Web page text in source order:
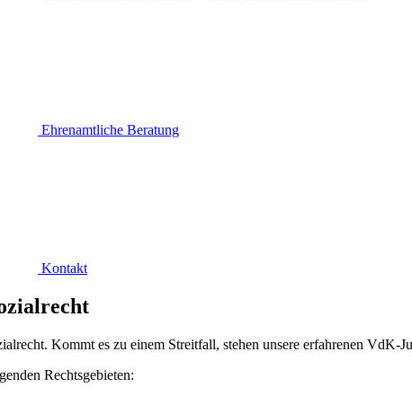
Ehrenamtliche Beratung
Kontakt
Kommt es zu einem Streitfall, stehen unsere erfahrenen VdK-
Rechtsgebieten: